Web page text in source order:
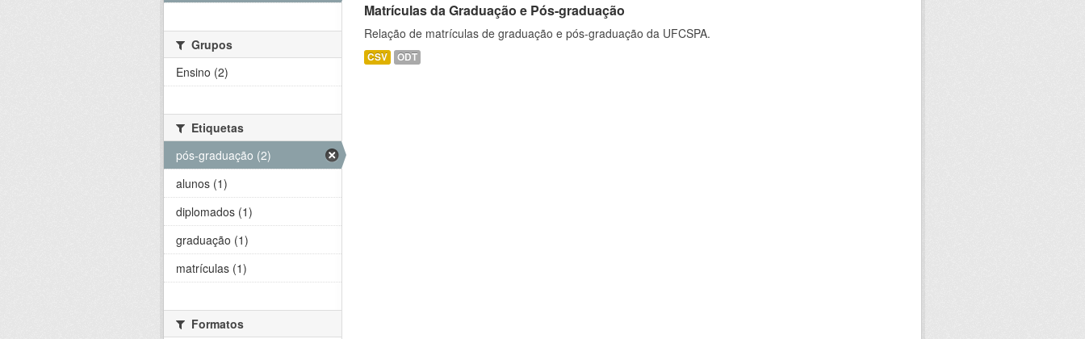
Matrículas da Graduação e Pós-graduação
Relação de matrículas de graduação e pós-graduação da UFCSPA.
CSV ODT
Grupos
Ensino (2)
Etiquetas
pós-graduação (2)
alunos (1)
diplomados (1)
graduação (1)
matrículas (1)
Formatos